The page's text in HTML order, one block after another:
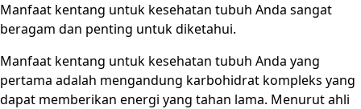
Manfaat kentang untuk kesehatan tubuh Anda sangat
beragam dan penting untuk diketahui.
Manfaat kentang untuk kesehatan tubuh Anda yang
pertama adalah mengandung karbohidrat kompleks yang
dapat memberikan energi yang tahan lama. Menurut ahli